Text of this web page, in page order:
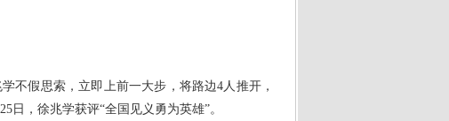
不假思索，立即上前一大步，将路边4人推开，
日，徐兆学获评“全国见义勇为英雄”。